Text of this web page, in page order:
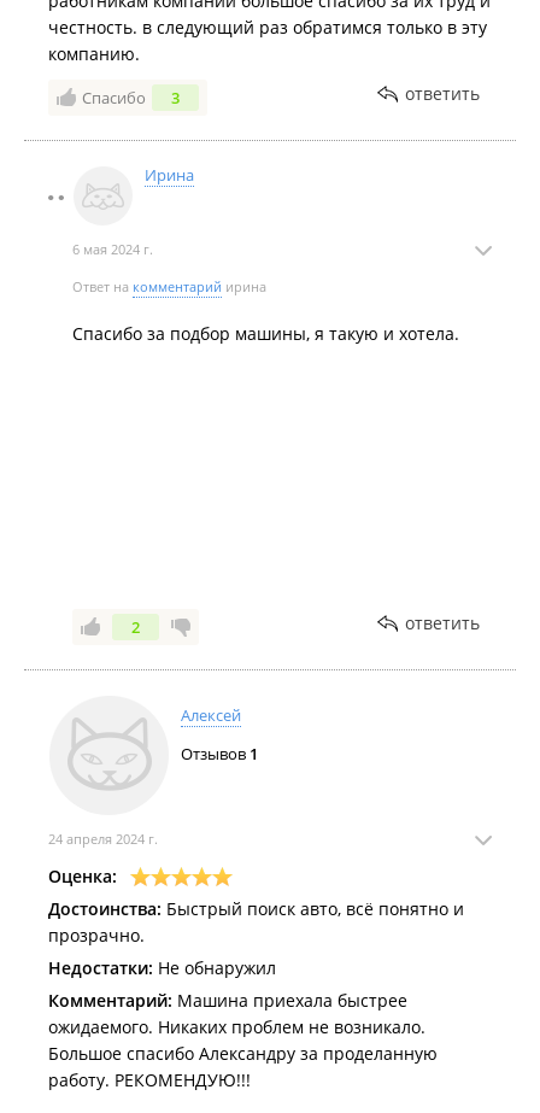
честность. в следующий раз обратимся только в эту
компанию.
Спасибо 3 ответить
Ирина
6 мая 2024 г.
Ответ на комментарий ирина
Спасибо за подбор машины, я такую и хотела.
2 ответить
Алексей
Отзывов 1
24 апреля 2024 г.
Оценка:
Достоинства: Быстрый поиск авто, всё понятно и
прозрачно.
Недостатки: Не обнаружил
Комментарий: Машина приехала быстрее
ожидаемого. Никаких проблем не возникало.
Большое спасибо Александру за проделанную
работу. РЕКОМЕНДУЮ!!!